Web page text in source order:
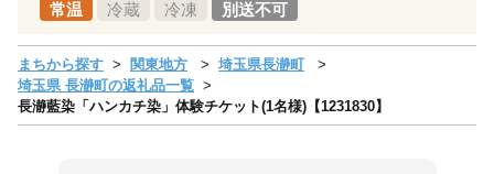
常温 冷蔵 冷凍 別送不可
まちから探す 関東地方
埼玉県長瀞町
埼玉県 長瀞町の返礼品一覧
長瀞藍染「ハンカチ染」体験チケット(1名様)【1231830】